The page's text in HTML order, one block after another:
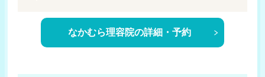
なかむら理容院の詳細・予約